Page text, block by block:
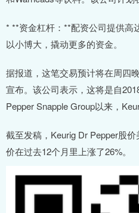
* **资金杠杆：**配资公司提供高
以小博大，撬动更多的资金。
据报道，这笔交易预计将在周四
宣布。该公司表示，这将是自
Pepper Snapple Group以来，
截至发稿，Keurig Dr Pepper股
价在过去12个月里上涨了26%。